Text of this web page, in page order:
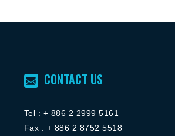
CONTACT US
Tel : + 886 2 2999 5161
Fax : + 886 2 8752 5518
FACEBOOK粉絲團